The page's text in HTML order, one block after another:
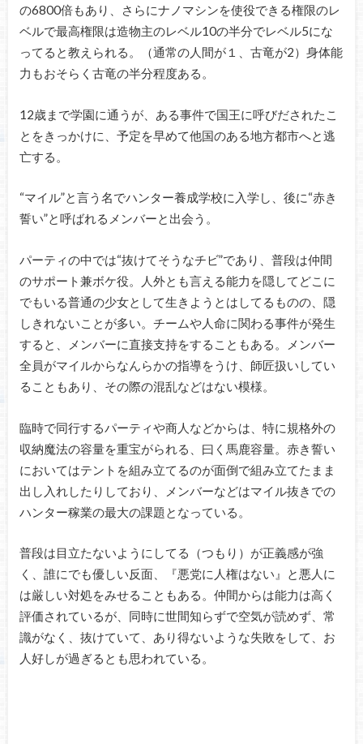
の6800倍もあり、さらにナノマシンを使役できる権限のレ
ベルで最高権限は造物主のレベル10の半分でレベル5にな
ってると教えられる。（通常の人間が１、古竜が2）身体能
力もおそらく古竜の半分程度ある。
12歳まで学園に通うが、ある事件で国王に呼びだされたこ
とをきっかけに、予定を早めて他国のある地方都市へと逃
亡する。
“マイル”と言う名でハンター養成学校に入学し、後に“赤き
誓い”と呼ばれるメンバーと出会う。
パーティの中では“抜けてそうなチビ”であり、普段は仲間
のサポート兼ボケ役。人外とも言える能力を隠してどこに
でもいる普通の少女として生きようとはしてるものの、隠
しきれないことが多い。チームや人命に関わる事件が発生
すると、メンバーに直接支持をすることもある。メンバー
全員がマイルからなんらかの指導をうけ、師匠扱いしてい
ることもあり、その際の混乱などはない模様。
臨時で同行するパーティや商人などからは、特に規格外の
収納魔法の容量を重宝がられる、曰く馬鹿容量。赤き誓い
においてはテントを組み立てるのが面倒で組み立てたまま
出し入れしたりしており、メンバーなどはマイル抜きでの
ハンター稼業の最大の課題となっている。
普段は目立たないようにしてる（つもり）が正義感が強
く、誰にでも優しい反面、『悪党に人権はない』と悪人に
は厳しい対処をみせることもある。仲間からは能力は高く
評価されているが、同時に世間知らずで空気が読めず、常
識がなく、抜けていて、あり得ないような失敗をして、お
人好しが過ぎるとも思われている。